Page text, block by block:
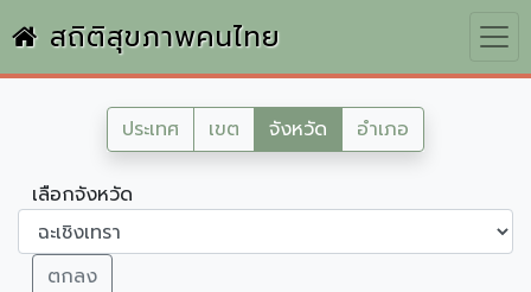
สถิติสุขภาพคนไทย
ประเทศ เขต จังหวัด อำเภอ
เลือกจังหวัด
ตกลง